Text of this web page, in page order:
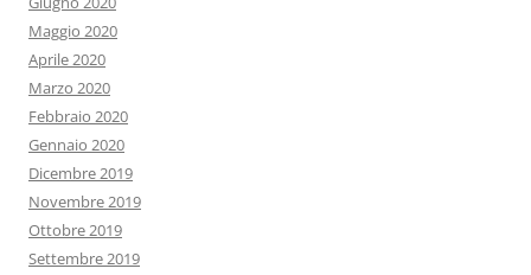
Maggio 2020
Aprile 2020
Marzo 2020
Febbraio 2020
Gennaio 2020
Dicembre 2019
Novembre 2019
Ottobre 2019
Settembre 2019